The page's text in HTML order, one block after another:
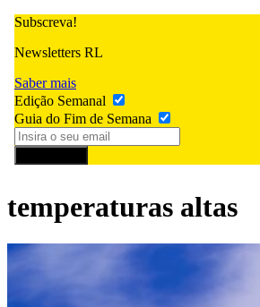
Subscreva!
Newsletters RL
Saber mais
Edição Semanal
Guia do Fim de Semana
temperaturas altas